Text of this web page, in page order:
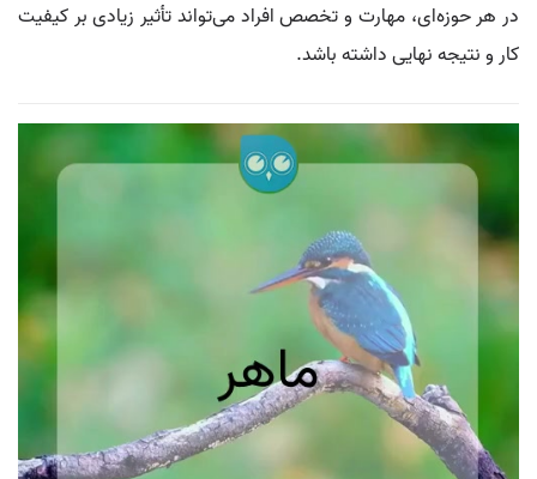
در هر حوزه‌ای، مهارت و تخصص افراد می‌تواند تأثیر زیادی بر کیفیت
کار و نتیجه نهایی داشته باشد.